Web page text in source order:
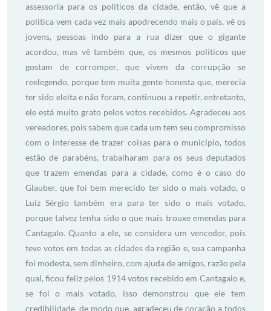
assessoria para os políticos da cidade, então, vê que a
politica vem cada vez mais apodrecendo mais o país, vê os
jovens, pessoas indo para a rua dizer que o gigante
acordou, mas vê também que, os mesmos políticos que
gostam de corromper, que vivem da corrupção se
reelegendo, porque tem muita gente honesta que, merecia
ter sido eleita e não foram, continuou a repetir, entretanto,
ele está muito grato pelos votos recebidos. Agradeceu aos
vereadores, pois sabem que cada um tem seu compromisso
com o interesse de trazer coisas para o município, todos
estão de parabéns, trabalharam para os seus deputados
que trazem emendas para a cidade, como é o caso do
Glauber, que foi bem merecido ter sido o mais votado, o
Luiz Sérgio também era para ter sido o mais votado,
porque talvez tenha sido o que mais trouxe emendas para
Cantagalo. Quanto a ele, se considera um vencedor, pois
teve votos em todas as cidades da região e, sua campanha
foi modesta, sem dinheiro, com ajuda de amigos, razão pela
qual, ficou feliz pelos 1914 votos recebido em Cantagalo e,
se foi o mais votado, isso demonstrou que ele tem
credibilidade, de modo que, agradeceu de coração a todos